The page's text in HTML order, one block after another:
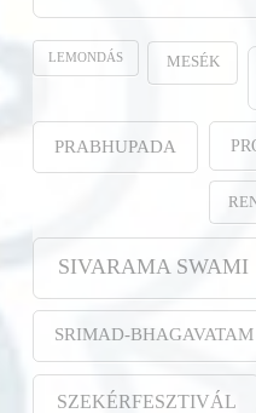
LEMONDÁS MESÉK
PRABHUPADA
SIVARAMA SWAMI
SRIMAD-BHAGAVATAM
SZEKÉRFESZTIVÁL